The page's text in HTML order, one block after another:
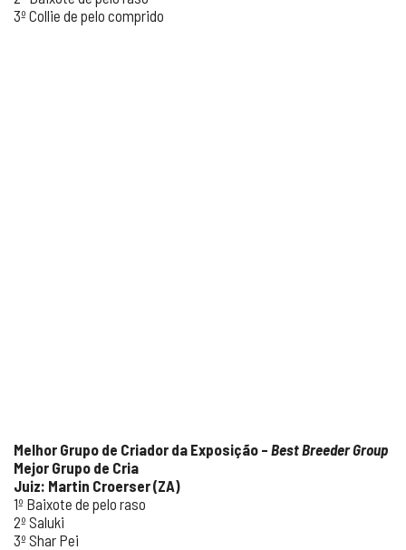
3º Collie de pelo comprido
Melhor Grupo de Criador da Exposição – Best Breeder Group
Mejor Grupo de Cria
Juiz: Martin Croerser (ZA)
1º Baixote de pelo raso
2º Saluki
3º Shar Pei